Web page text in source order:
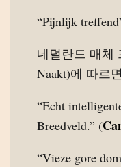
“Pijnlijk
네덜란드 매체
Naakt)에 따르
“Echt
Breedveld.” (
“Vieze gore